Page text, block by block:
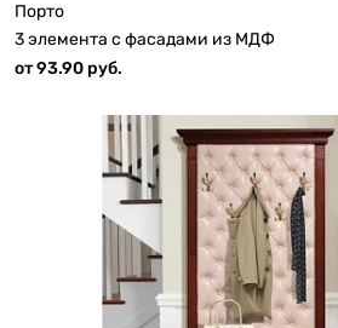
Порто
3 элемента с фасадами из МДФ
от 93.90 руб.